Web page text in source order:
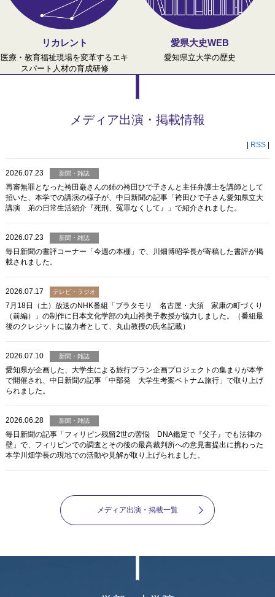
リカレント
医療・教育福祉現場を変革するエキ
スパート人材の育成研修
愛県大史WEB
愛知県立大学の歴史
メディア出演・掲載情報
| RSS |
2026.07.23 新聞・雑誌
再審無罪となった袴田巌さんの姉の袴田ひで子さんと主任弁護士を講師として
招いた、本学での講演の様子が、中日新聞の記事「袴田ひで子さん愛知県立大
講演 弟の日常生活紹介『死刑、冤罪なくして』」で紹介されました。
2026.07.23 新聞・雑誌
毎日新聞の書評コーナー「今週の本棚」で、川畑博昭学長が寄稿した書評が掲
載されました。
2026.07.17 テレビ・ラジオ
7月18日（土）放送のNHK番組「ブラタモリ 名古屋・大須 家康の町づくり
（前編）」の制作に日本文化学部の丸山裕美子教授が協力しました。（番組最
後のクレジットに協力者として、丸山教授の氏名記載）
2026.07.10 新聞・雑誌
愛知県が企画した、大学生による旅行プラン企画プロジェクトの集まりが本学
で開催され、中日新聞の記事「中部発 大学生考案ベトナム旅行」で取り上げ
られました。
2026.06.28 新聞・雑誌
毎日新聞の記事「フィリピン残留2世の苦悩 DNA鑑定で『⽗⼦』でも法律の
壁」で、フィリピンでの調査とその後の最高裁判所への意見書提出に携わった
本学川畑学長の現地での活動や見解が取り上げられました。
メディア出演・掲載一覧